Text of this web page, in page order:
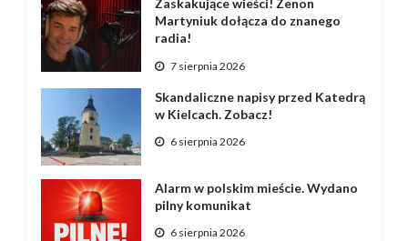
Zaskakujące wieści! Zenon
Martyniuk dołącza do znanego
radia!
7 sierpnia 2026
Skandaliczne napisy przed Katedrą
w Kielcach. Zobacz!
6 sierpnia 2026
Alarm w polskim mieście. Wydano
pilny komunikat
6 sierpnia 2026